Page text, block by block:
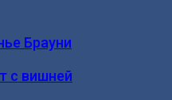
Брауни
с вишней